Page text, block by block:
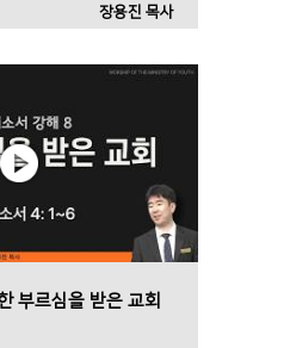
장용진 목사
부르심을 받은 교회